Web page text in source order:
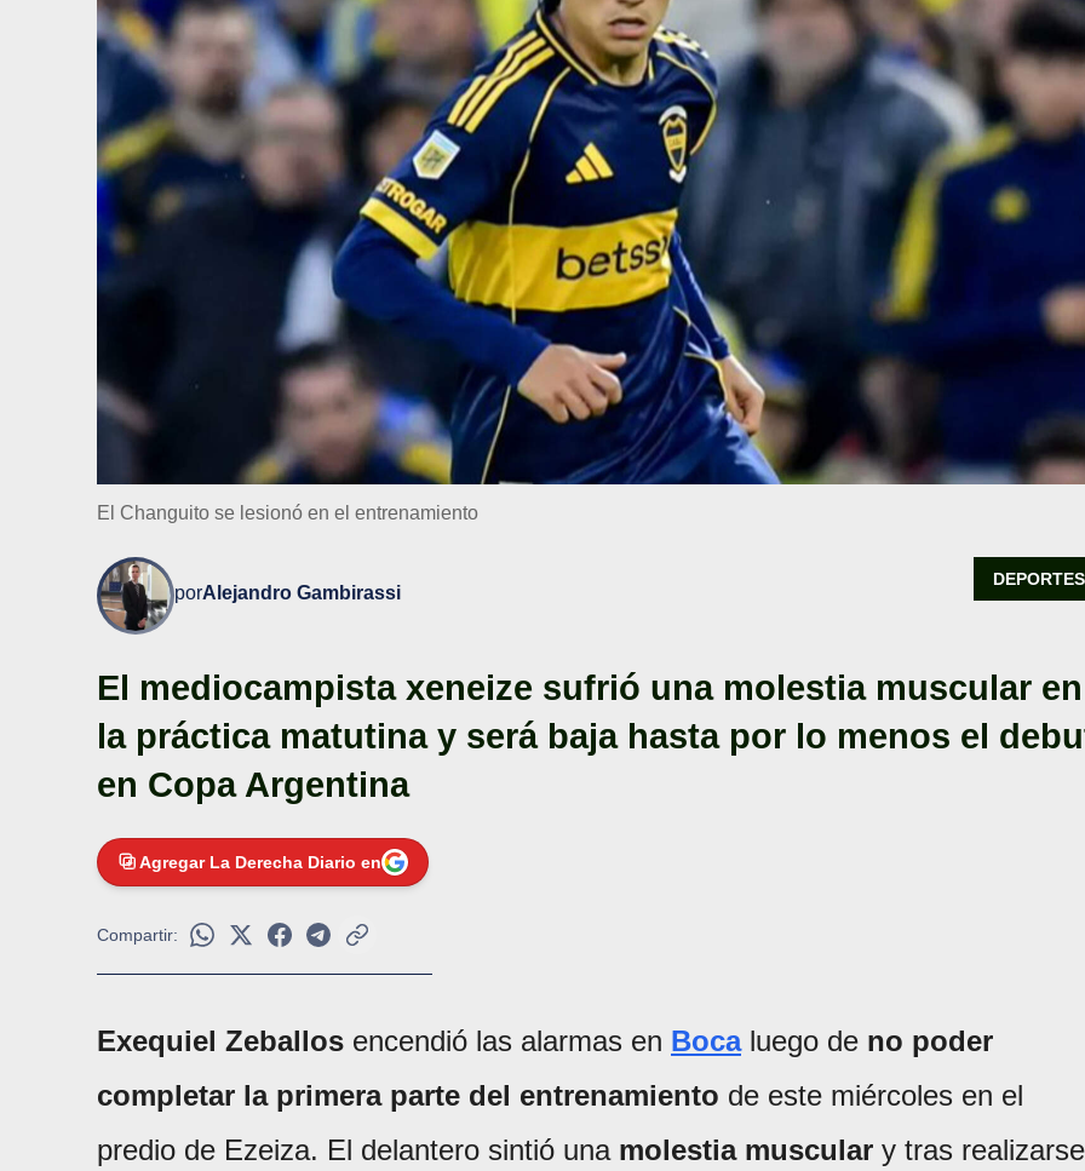
El Changuito se lesionó en el entrenamiento
porAlejandro Gambirassi
DEPORTES
El mediocampista xeneize sufrió una molestia muscular en
la práctica matutina y será baja hasta por lo menos el
en Copa Argentina
Agregar La Derecha Diario en
Compartir:
Exequiel Zeballos encendió las alarmas en Bocaluego de no poder
completar la primera parte del entrenamiento de este miércoles en el
predio de Ezeiza. El delantero sintió una molestia muscular y tras realizarse